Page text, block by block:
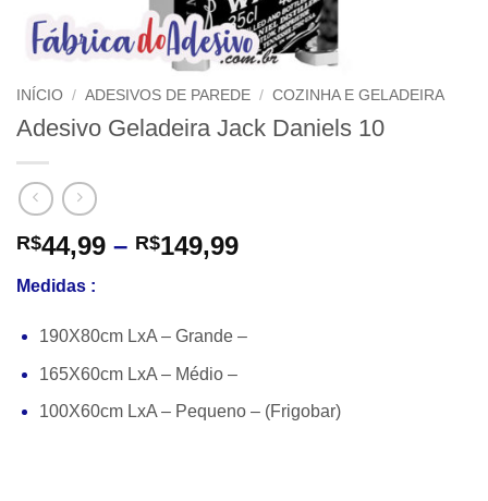
INÍCIO / ADESIVOS DE PAREDE / COZINHA E GELADEIRA
Adesivo Geladeira Jack Daniels 10
R$44,99 – R$149,99Faixa
Medidas :
190X80cm LxA – Grande –
165X60cm LxA – Médio –
100X60cm LxA – Pequeno – (Frigobar)